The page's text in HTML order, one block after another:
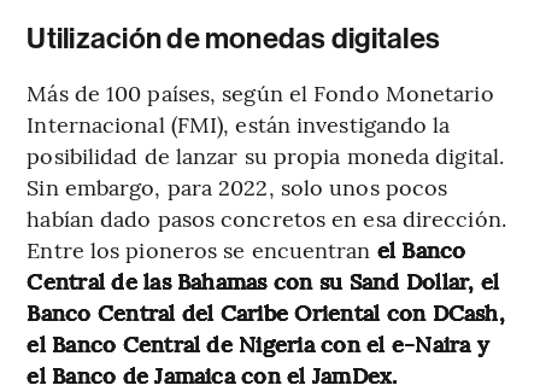
Utilización de monedas digitales
Más de 100 países, según el Fondo Monetario
Internacional (FMI), están investigando la
posibilidad de lanzar su propia moneda digital.
Sin embargo, para 2022, solo unos pocos
habían dado pasos concretos en esa dirección.
Entre los pioneros se encuentran el Banco
Central de las Bahamas con su Sand Dollar, el
Banco Central del Caribe Oriental con DCash,
el Banco Central de Nigeria con el e-Naira y
el Banco de Jamaica con el JamDex.